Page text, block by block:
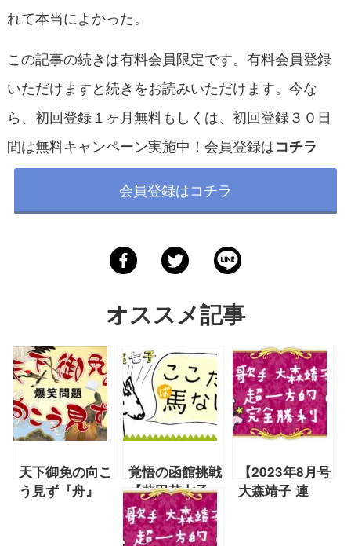
れて本当によかった。
この記事の続きは有料会員限定です。有料会員登録
いただけますと続きをお読みいただけます。今な
ら、初回登録１ヶ月無料もしくは、初回登録３０日
間は無料キャンペーン実施中！会員登録はコチラ
会員登録はコチラ
オススメ記事
天下御免の向こ
う見ず『舟』
覚悟の函館挑戦
【藤田菜七子
2023年6月号
連載】
【2023年8月号
大森靖子 連